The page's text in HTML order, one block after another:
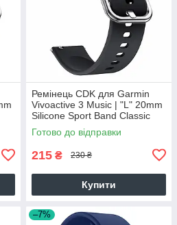
Ремінець CDK для Garmin
Vivoactive 3 Music | "L" 20mm
Silicone Sport Band Classic
(09651) (black)
Готово до відправки
215 ₴ 230 ₴
Купити
–7%